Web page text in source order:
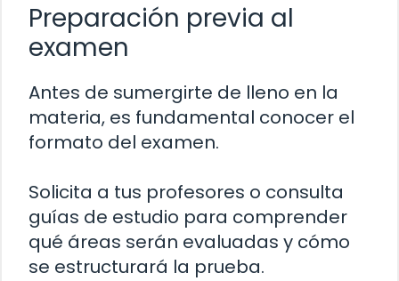
Preparación previa al
examen
Antes de sumergirte de lleno en la
materia, es fundamental conocer el
formato del examen.
Solicita a tus profesores o consulta
guías de estudio para comprender
qué áreas serán evaluadas y cómo
se estructurará la prueba.